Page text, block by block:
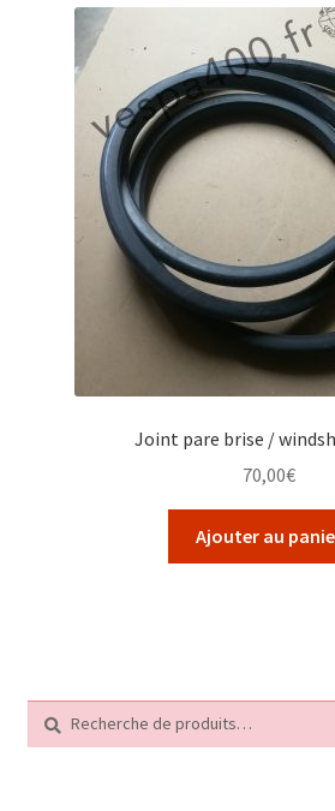
Joint pare brise /
70,00€
Ajouter au
pour :